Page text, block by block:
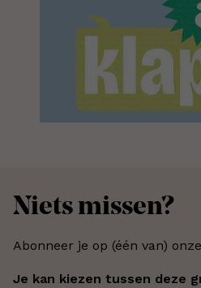
Niets missen?
Abonneer je op (één van)
Je kan kiezen tussen deze